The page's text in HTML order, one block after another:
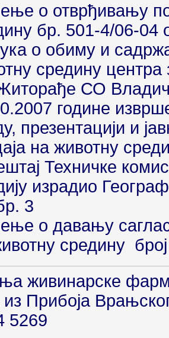
о отврђивању
бр. 501-4/06-04
о обиму и
средину
СО
године
презентацији и
на животну
Техничке
израдио
3
о давању
средину
живинарске
из Прибоја
5269